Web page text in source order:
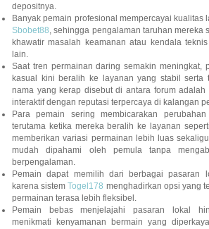
depositnya.
Banyak pemain profesional mempercayai kualitas
Sbobet88 , sehingga pengalaman taruhan mereka
khawatir masalah keamanan atau kendala
lain.
Saat tren permainan daring semakin meningkat,
kasual kini beralih ke layanan yang stabil serta
nama yang kerap disebut di antara forum adalah
interaktif dengan reputasi terpercaya di kalangan
Para pemain sering membicarakan
terutama ketika mereka beralih ke layanan seperti
memberikan variasi permainan lebih luas
mudah dipahami oleh pemula tanpa
berpengalaman.
Pemain dapat memilih dari berbagai pasaran
karena sistemTogel178 menghadirkan opsi yang
permainan terasa lebih fleksibel.
Pemain bebas menjelajahi pasaran lokal
menikmati kenyamanan bermain yang